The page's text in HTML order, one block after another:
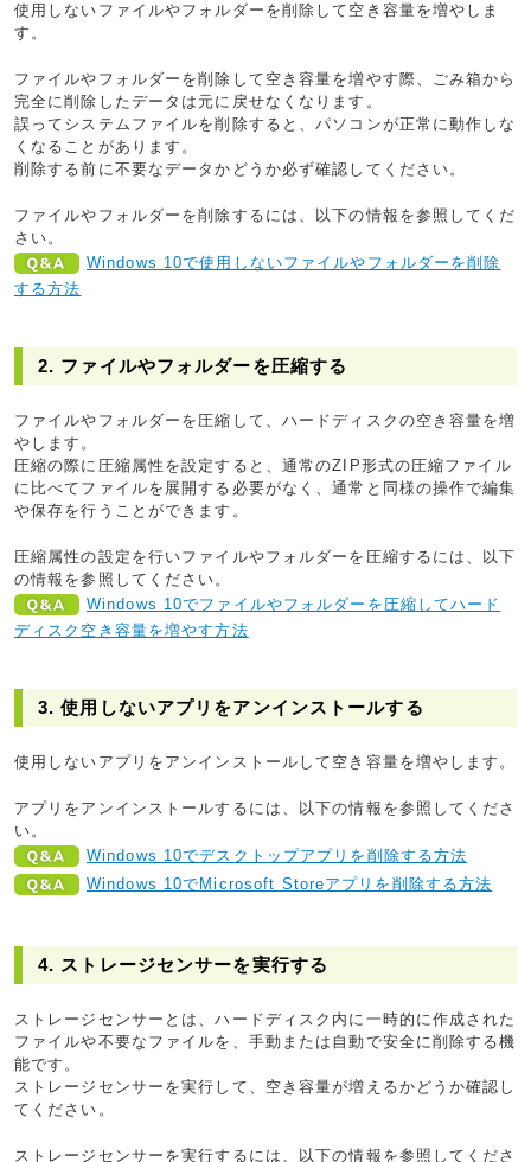
使用しないファイルやフォルダーを削除して空き容量を増やしま
す。
ファイルやフォルダーを削除して空き容量を増やす際、ごみ箱から
完全に削除したデータは元に戻せなくなります。
誤ってシステムファイルを削除すると、パソコンが正常に動作しな
くなることがあります。
削除する前に不要なデータかどうか必ず確認してください。
ファイルやフォルダーを削除するには、以下の情報を参照してくだ
さい。
Windows 10で使用しないファイルやフォルダーを削除
する方法
2. ファイルやフォルダーを圧縮する
ファイルやフォルダーを圧縮して、ハードディスクの空き容量を増
やします。
圧縮の際に圧縮属性を設定すると、通常のZIP形式の圧縮ファイル
に比べてファイルを展開する必要がなく、通常と同様の操作で編集
や保存を行うことができます。
圧縮属性の設定を行いファイルやフォルダーを圧縮するには、以下
の情報を参照してください。
Windows 10でファイルやフォルダーを圧縮してハード
ディスク空き容量を増やす方法
3. 使用しないアプリをアンインストールする
使用しないアプリをアンインストールして空き容量を増やします。
アプリをアンインストールするには、以下の情報を参照してくださ
い。
Windows 10でデスクトップアプリを削除する方法
Windows 10でMicrosoft Storeアプリを削除する方法
4. ストレージセンサーを実行する
ストレージセンサーとは、ハードディスク内に一時的に作成された
ファイルや不要なファイルを、手動または自動で安全に削除する機
能です。
ストレージセンサーを実行して、空き容量が増えるかどうか確認し
てください。
ストレージセンサーを実行するには、以下の情報を参照してくださ